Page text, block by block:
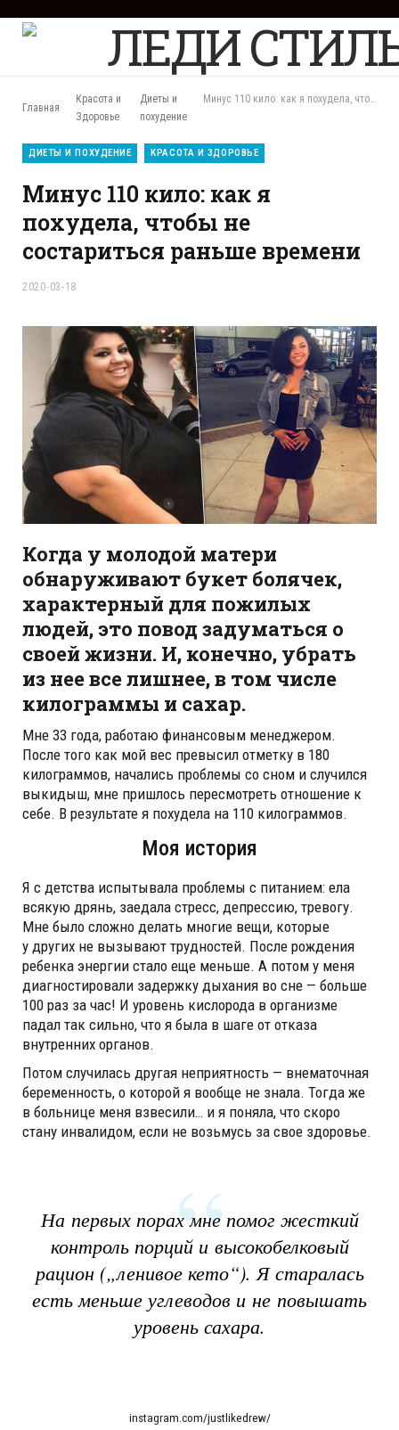
F
a
Главная
Красота и
Здоровье
Диеты и
похудение
Минус 110 кило: как я похудела, чтобы не состариться раньше времени
ДИЕТЫ И ПОХУДЕНИЕ КРАСОТА И ЗДОРОВЬЕ
Минус 110 кило: как я
похудела, чтобы не
состариться раньше времени
2020-03-18
Когда у молодой матери
обнаруживают букет болячек,
характерный для пожилых
людей, это повод задуматься о
своей жизни. И, конечно, убрать
из нее все лишнее, в том числе
килограммы и сахар.
Мне 33 года, работаю финансовым менеджером.
После того как мой вес превысил отметку в 180
килограммов, начались проблемы со сном и случился
выкидыш, мне пришлось пересмотреть отношение к
себе. В результате я похудела на 110 килограммов.
Моя история
Я с детства испытывала проблемы с питанием: ела
всякую дрянь, заедала стресс, депрессию, тревогу.
Мне было сложно делать многие вещи, которые
у других не вызывают трудностей. После рождения
ребенка энергии стало еще меньше. А потом у меня
диагностировали задержку дыхания во сне — больше
100 раз за час! И уровень кислорода в организме
падал так сильно, что я была в шаге от отказа
внутренних органов.
Потом случилась другая неприятность — внематочная
беременность, о которой я вообще не знала. Тогда же
в больнице меня взвесили… и я поняла, что скоро
стану инвалидом, если не возьмусь за свое здоровье.
На первых порах мне помог жесткий
контроль порций и высокобелковый
рацион („ленивое кето“). Я старалась
есть меньше углеводов и не повышать
уровень сахара.
instagram.com/justlikedrew/